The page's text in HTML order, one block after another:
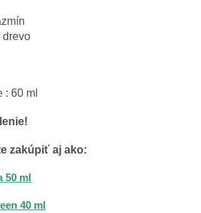
drevo
: 60 ml
zakúpiť aj ako:
50 ml
40 ml